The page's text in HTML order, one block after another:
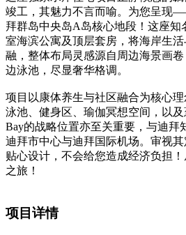
竣工，其魅力不言而喻。为您呈现
拜群岛中央岛A岛核心地段！这座知
室海滨公寓及顶层套房，将海岸生
融，整体布局灵感源自周边海景画
边泳池，尽显奢华格调。
项目以康体养生与社区融合为核心理
泳池、健身区、瑜伽冥想空间，以及
Bay的战略位置亦至关重要，与迪拜
迪拜市中心与迪拜国际机场。审视
贴心设计，不会给您造成经济负担
之旅！
项目详情